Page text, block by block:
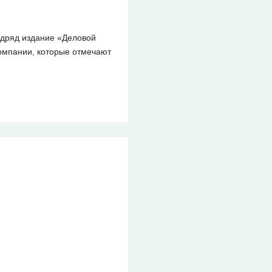
издание «Деловой
которые отмечают